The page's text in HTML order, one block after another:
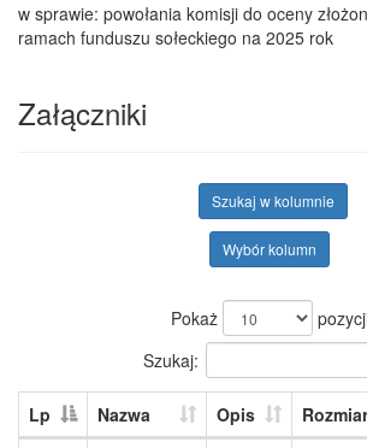
w sprawie: powołania komisji do oceny
ramach funduszu sołeckiego na 2025 rok
Załączniki
Szukaj w kolumnie
Wybór kolumn
Pokaż
Szukaj:
Lp Nazwa Opis Rozmiar